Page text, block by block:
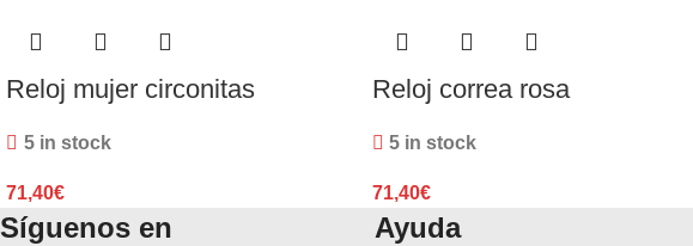
Reloj mujer circonitas
5 in stock
71,40€
Reloj correa rosa
5 in stock
71,40€
Síguenos en Ayuda